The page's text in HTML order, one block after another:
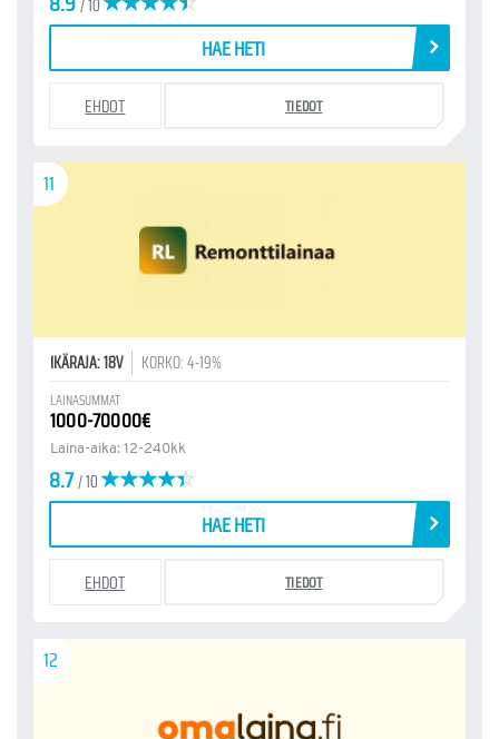
/ 10
HAE HETI
EHDOT TIEDOT
11
IKÄRAJA: 18V KORKO: 4-19%
LAINASUMMAT
1000-70000€
Laina-aika: 12-240kk
8.7/ 10
HAE HETI
EHDOT TIEDOT
12